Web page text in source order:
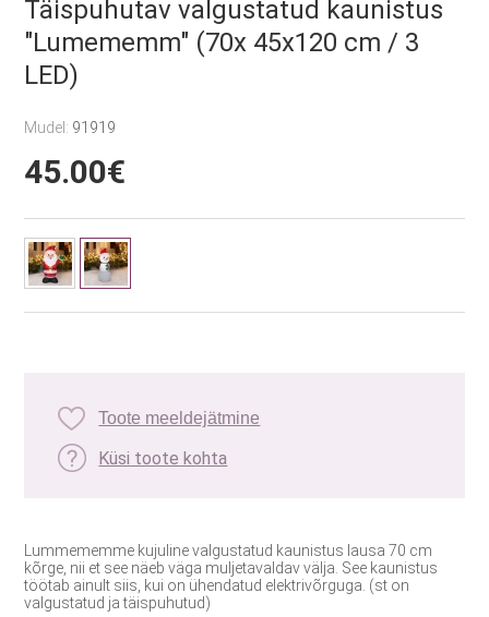
Täispuhutav valgustatud kaunistus
"Lumememm" (70x 45x120 cm / 3
LED)
Mudel: 91919
45.00€
Toote meeldejätmine
Küsi toote kohta
Lummememme kujuline valgustatud kaunistus lausa 70 cm
kõrge, nii et see näeb väga muljetavaldav välja. See kaunistus
töötab ainult siis, kui on ühendatud elektrivõrguga. (st on
valgustatud ja täispuhutud)